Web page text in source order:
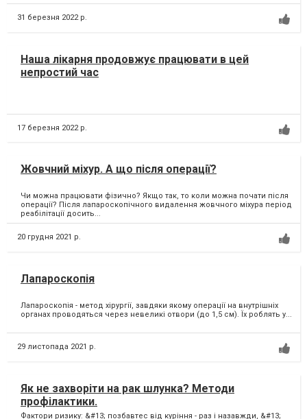
31 березня 2022 р.
Наша лікарня продовжує працювати в цей
непростий час
17 березня 2022 р.
Жовчний міхур. А що після операції?
Чи можна працювати фізично? Якщо так, то коли можна почати після
операції? Після лапароскопічного видалення жовчного міхура період
реабілітації досить...
20 грудня 2021 р.
Лапароскопія
Лапароскопія - метод хірургії, завдяки якому операції на внутрішніх
органах проводяться через невеликі отвори (до 1,5 см). Їх роблять у...
29 листопада 2021 р.
Як не захворіти на рак шлунка? Методи
профілактики.
Фактори ризику: &#13; позбавтес від куріння - раз і назавжди, &#13;